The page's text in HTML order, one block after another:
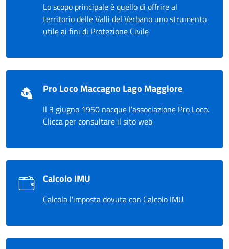
Lo scopo principale è quello di offrire al
territorio delle Valli del Verbano uno strumento
utile ai fini di Protezione Civile
Pro Loco Maccagno Lago Maggiore
Il 3 giugno 1950 nacque l’associazione Pro Loco.
Clicca per consultare il sito web
Calcolo IMU
Calcola l'imposta dovuta con Calcolo IMU